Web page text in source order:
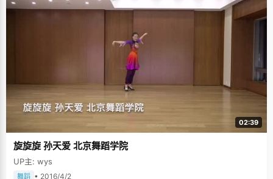
02:39
旋旋旋 孙天爱 北京舞蹈学院
UP主: wys
舞蹈 • 2016/4/2